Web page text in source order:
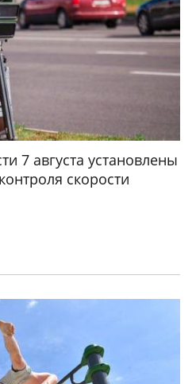
7 августа установлены
скорости